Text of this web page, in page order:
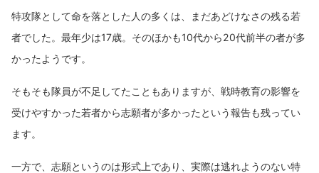
特攻隊として命を落とした人の多くは、まだあどけなさの残る若
者でした。最年少は17歳。そのほかも10代から20代前半の者が多
かったようです。
そもそも隊員が不足してたこともありますが、戦時教育の影響を
受けやすかった若者から志願者が多かったという報告も残ってい
ます。
一方で、志願というのは形式上であり、実際は逃れようのない特